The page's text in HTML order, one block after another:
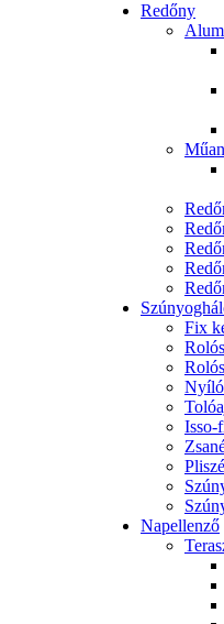
Redőny
Fix
Nyíló
Isso-
Napellenző